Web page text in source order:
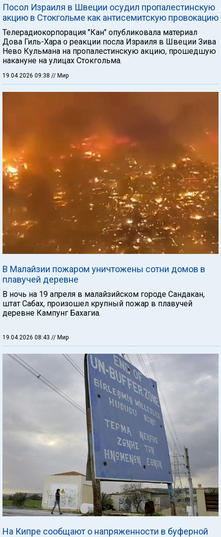
Посол Израиля в Швеции осудил пропалестинскую
акцию в Стокгольме как антисемитскую провокацию
Телерадиокорпорация "Кан" опубликовала материал
Дова Гиль-Хара о реакции посла Израиля в Швеции Зива
Нево Кульмана на пропалестинскую акцию, прошедшую
накануне на улицах Стокгольма.
19.04.2026 09:38 // Мир
В Малайзии пожаром уничтожены сотни домов в
плавучей деревне
В ночь на 19 апреля в малайзийском городе Сандакан,
штат Сабах, произошел крупный пожар в плавучей
деревне Кампунг Бахагиа.
19.04.2026 08:43 // Мир
На Кипре сообщают о напряженности в буферной